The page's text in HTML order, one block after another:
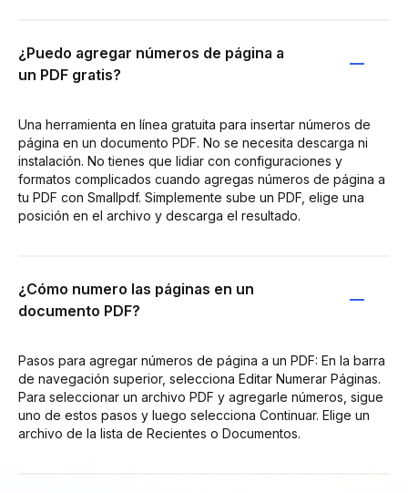
¿Puedo agregar números de página a
un PDF gratis?
Una herramienta en línea gratuita para insertar números de
página en un documento PDF. No se necesita descarga ni
instalación. No tienes que lidiar con configuraciones y
formatos complicados cuando agregas números de página a
tu PDF con Smallpdf. Simplemente sube un PDF, elige una
posición en el archivo y descarga el resultado.
¿Cómo numero las páginas en un
documento PDF?
Pasos para agregar números de página a un PDF: En la barra
de navegación superior, selecciona Editar Numerar Páginas.
Para seleccionar un archivo PDF y agregarle números, sigue
uno de estos pasos y luego selecciona Continuar. Elige un
archivo de la lista de Recientes o Documentos.